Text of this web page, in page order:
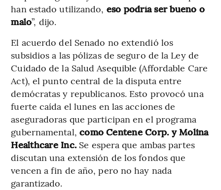
han estado utilizando, eso podría ser bueno o
malo”, dijo.
El acuerdo del Senado no extendió los
subsidios a las pólizas de seguro de la Ley de
Cuidado de la Salud Asequible (Affordable Care
Act), el punto central de la disputa entre
demócratas y republicanos. Esto provocó una
fuerte caída el lunes en las acciones de
aseguradoras que participan en el programa
gubernamental, como Centene Corp. y Molina
Healthcare Inc. Se espera que ambas partes
discutan una extensión de los fondos que
vencen a fin de año, pero no hay nada
garantizado.